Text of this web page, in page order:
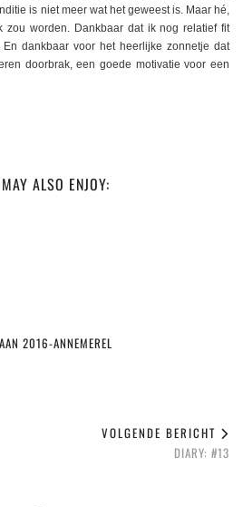
is niet meer wat het geweest is. Maar hé,
zou worden. Dankbaar dat ik nog relatief fit
dankbaar voor het heerlijke zonnetje dat
doorbrak, een goede motivatie voor een
ALSO ENJOY:
2016-ANNEMEREL
VOLGENDE BERICHT
DIARY: #13